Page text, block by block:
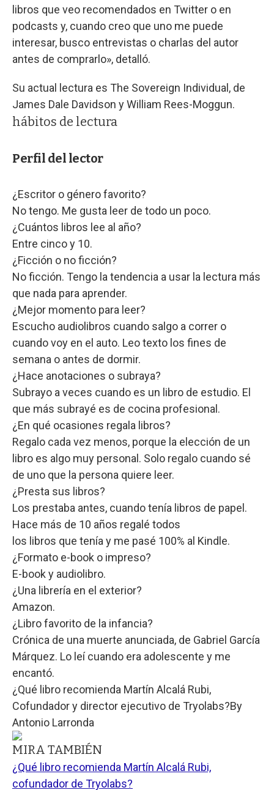
libros que veo recomendados en Twitter o en
podcasts y, cuando creo que uno me puede
interesar, busco entrevistas o charlas del autor
antes de comprarlo», detalló.
Su actual lectura es The Sovereign Individual, de
James Dale Davidson y William Rees-Moggun.
hábitos de lectura
Perfil del lector
¿Escritor o género favorito?
No tengo. Me gusta leer de todo un poco.
¿Cuántos libros lee al año?
Entre cinco y 10.
¿Ficción o no ficción?
No ficción. Tengo la tendencia a usar la lectura más
que nada para aprender.
¿Mejor momento para leer?
Escucho audiolibros cuando salgo a correr o
cuando voy en el auto. Leo texto los fines de
semana o antes de dormir.
¿Hace anotaciones o subraya?
Subrayo a veces cuando es un libro de estudio. El
que más subrayé es de cocina profesional.
¿En qué ocasiones regala libros?
Regalo cada vez menos, porque la elección de un
libro es algo muy personal. Solo regalo cuando sé
de uno que la persona quiere leer.
¿Presta sus libros?
Los prestaba antes, cuando tenía libros de papel.
Hace más de 10 años regalé todos
los libros que tenía y me pasé 100% al Kindle.
¿Formato e-book o impreso?
E-book y audiolibro.
¿Una librería en el exterior?
Amazon.
¿Libro favorito de la infancia?
Crónica de una muerte anunciada, de Gabriel García
Márquez. Lo leí cuando era adolescente y me
encantó.
¿Qué libro recomienda Martín Alcalá Rubi,
Cofundador y director ejecutivo de Tryolabs?By
Antonio Larronda
MIRA TAMBIÉN
¿Qué libro recomienda Martín Alcalá Rubi,
cofundador de Tryolabs?